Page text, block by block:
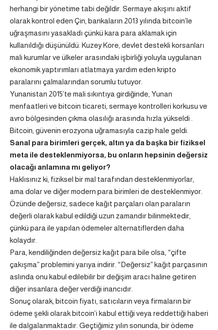
herhangi bir yönetime tabi değildir. Sermaye akışını aktif
olarak kontrol eden Çin, bankaların 2013 yılında bitcoin’le
uğraşmasını yasakladı çünkü kara para aklamak için
kullanıldığı düşünüldü. Kuzey Kore, devlet destekli korsanları
mali kurumlar ve ülkeler arasındaki işbirliği yoluyla uygulanan
ekonomik yaptırımları atlatmaya yardım eden kripto
paralarını çalmalarından sorumlu tutuyor.
Yunanistan 2015’te mali sıkıntıya girdiğinde, Yunan
menfaatleri ve bitcoin ticareti, sermaye kontrolleri korkusu ve
avro bölgesinden çıkma olasılığı arasında hızla yükseldi .
Bitcoin, güvenin erozyona uğramasıyla cazip hale geldi.
Sanal para birimleri gerçek, altın ya da başka bir fiziksel
meta ile desteklenmiyorsa, bu onların hepsinin değersiz
olacağı anlamına mı geliyor?
Haklısınız ki, fiziksel bir mal tarafından desteklenmiyorlar,
ama dolar ve diğer modern para birimleri de desteklenmiyor.
Özünde değersiz, sadece kağıt parçaları olan paraların
değerli olarak kabul edildiği uzun zamandır bilinmektedir,
çünkü para ile yapılan ödemeler alternatiflerden daha
kolaydır.
Para, kendiliğinden değersiz kağıt para bile olsa, “çifte
çakışma” problemini yarıya indirir. “Değersiz” kağıt parçasının
aslında onu kabul edilebilir bir değişim aracı haline getiren
diğer insanlara değer verdiği inancıdır.
Sonuç olarak, bitcoin fiyatı, satıcıların veya firmaların bir
ödeme şekli olarak bitcoin’i kabul ettiği veya reddettiği haberi
ile dalgalanmaktadır. Geçtiğimiz yılın sonunda, bir ödeme